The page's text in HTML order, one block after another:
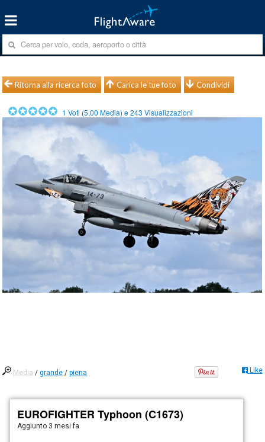
Ritorna alla ricerca foto Carica le tue foto Condividi
1 Voti (5.00 Media) e243 Visualizzazioni
Media /grande /piena Like
EUROFIGHTER Typhoon (C1673)
Aggiunto 3 mesi fa